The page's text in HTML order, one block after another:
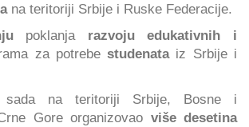
na teritoriji Srbije i Ruske Federacije.
poklanja razvoju edukativnih i
za potrebestudenata iz Srbije i
na teritoriji Srbije, Bosne i
Gore organizovao više desetina